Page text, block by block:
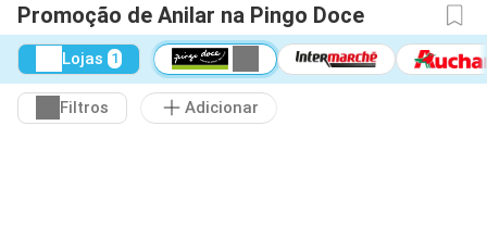
Promoção de Anilar na Pingo Doce
Lojas 1
Filtros Adicionar